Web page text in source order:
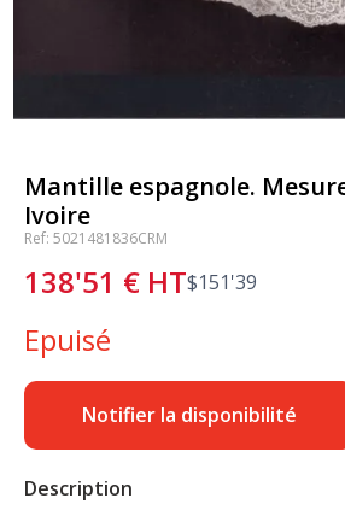
Mantille espagnole.
Ivoire
Ref: 5021481836CRM
138'51 € HT$151'39
Epuisé
Notifier la disponibilité
Description